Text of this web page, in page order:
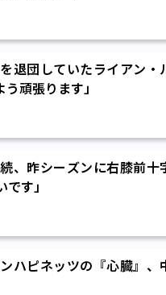
退団していたライアン・
頑張ります」
、昨シーズンに右膝前十
す」
ハピネッツの『心臓』、